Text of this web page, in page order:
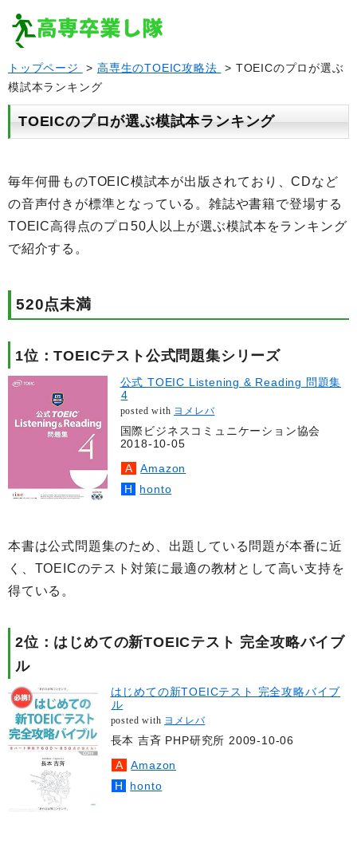
トップページ >高専生のTOEIC攻略法
> TOEICのプロが選ぶ
模試本ランキング
TOEICのプロが選ぶ模試本ランキング
毎年何冊ものTOEIC模試本が出版されており、CDなど
の音声付きが標準となっている。雑誌や書籍で登場する
TOEIC高得点のプロ50人以上が選ぶ模試本をランキング
で紹介する。
520点未満
1位：TOEICテスト公式問題集シリーズ
公式 TOEIC Listening & Reading 問題集
4
posted with ヨメレバ
国際ビジネスコミュニケーション協会
2018-10-05
Amazon
honto
本書は公式問題集のため、出題している問題が本番に近
く、TOEICのテスト対策に最適の教材として高い支持を
得ている。
2位：はじめての新TOEICテスト 完全攻略バイブ
ル
はじめての新TOEICテスト 完全攻略バイブ
ル
posted with ヨメレバ
長本 吉斉 PHP研究所 2009-10-06
Amazon
honto